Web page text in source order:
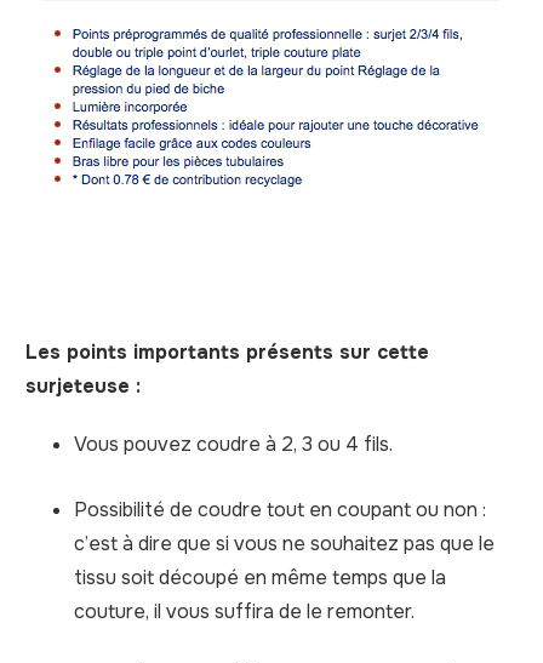
Les points importants présents sur cette
surjeteuse :
Vous pouvez coudre à 2, 3 ou 4 fils.
Possibilité de coudre tout en coupant ou non :
c’est à dire que si vous ne souhaitez pas que le
tissu soit découpé en même temps que la
couture, il vous suffira de le remonter.